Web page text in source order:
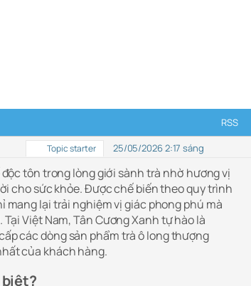
RSS
Topic starter 25/05/2026 2:17 sáng
tôn trong lòng giới sành trà nhờ hương vị
cho sức khỏe. Được chế biến theo quy trình
mang lại trải nghiệm vị giác phong phú mà
Việt Nam, Tân Cương Xanh tự hào là
các dòng sản phẩm trà ô long thượng
của khách hàng.
biệt?